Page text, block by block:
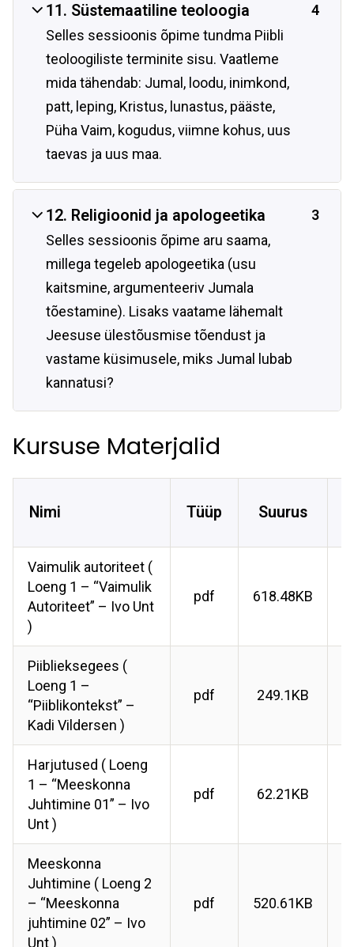
11. Süstemaatiline teoloogia
Selles sessioonis õpime tundma Piibli
teoloogiliste terminite sisu. Vaatleme
mida tähendab: Jumal, loodu, inimkond,
patt, leping, Kristus, lunastus, pääste,
Püha Vaim, kogudus, viimne kohus, uus
taevas ja uus maa.
4
12. Religioonid ja apologeetika
Selles sessioonis õpime aru saama,
millega tegeleb apologeetika (usu
kaitsmine, argumenteeriv Jumala
tõestamine). Lisaks vaatame lähemalt
Jeesuse ülestõusmise tõendust ja
vastame küsimusele, miks Jumal lubab
kannatusi?
3
Kursuse Materjalid
Nimi Tüüp Suurus
Vaimulik autoriteet (
Loeng 1 – “Vaimulik
Autoriteet” – Ivo Unt
)
pdf 618.48KB
Piiblieksegees (
Loeng 1 –
“Piiblikontekst” –
Kadi Vildersen )
pdf 249.1KB
Harjutused ( Loeng
1 – “Meeskonna
Juhtimine 01” – Ivo
Unt )
pdf 62.21KB
Meeskonna
Juhtimine ( Loeng 2
– “Meeskonna
juhtimine 02” – Ivo
Unt )
pdf 520.61KB